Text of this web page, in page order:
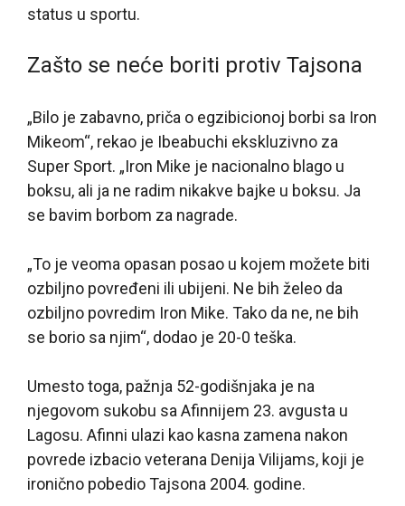
status u sportu.
Zašto se neće boriti protiv Tajsona
„Bilo je zabavno, priča o egzibicionoj borbi sa Iron
Mikeom“, rekao je Ibeabuchi ekskluzivno za
Super Sport. „Iron Mike je nacionalno blago u
boksu, ali ja ne radim nikakve bajke u boksu. Ja
se bavim borbom za nagrade.
„To je veoma opasan posao u kojem možete biti
ozbiljno povređeni ili ubijeni. Ne bih želeo da
ozbiljno povredim Iron Mike. Tako da ne, ne bih
se borio sa njim“, dodao je 20-0 teška.
Umesto toga, pažnja 52-godišnjaka je na
njegovom sukobu sa Afinnijem 23. avgusta u
Lagosu. Afinni ulazi kao kasna zamena nakon
povrede izbacio veterana Denija Vilijams, koji je
ironično pobedio Tajsona 2004. godine.